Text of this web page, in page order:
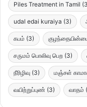
Piles Treatment in Tamil
udal edai kuraiya (3)
கபம் (3)
சருமம் பொலிவு பெற (3)
நீரிழிவு (3) மஞ்சள்
வயிற்றுப்புண் (3) வாதம்